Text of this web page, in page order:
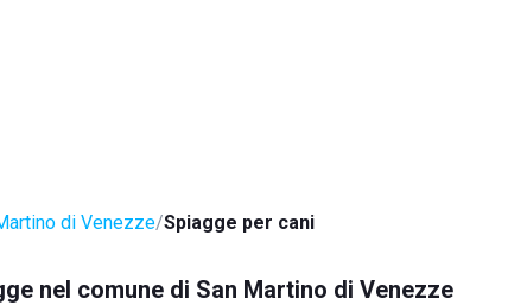
di Venezze Spiagge per cani
nel comune di San Martino di Venezze